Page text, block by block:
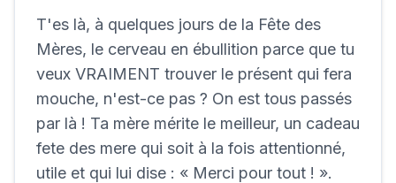
T'es là, à quelques jours de la Fête des
Mères, le cerveau en ébullition parce que tu
veux VRAIMENT trouver le présent qui fera
mouche, n'est-ce pas ? On est tous passés
par là ! Ta mère mérite le meilleur, un cadeau
fete des mere qui soit à la fois attentionné,
utile et qui lui dise : « Merci pour tout ! ».